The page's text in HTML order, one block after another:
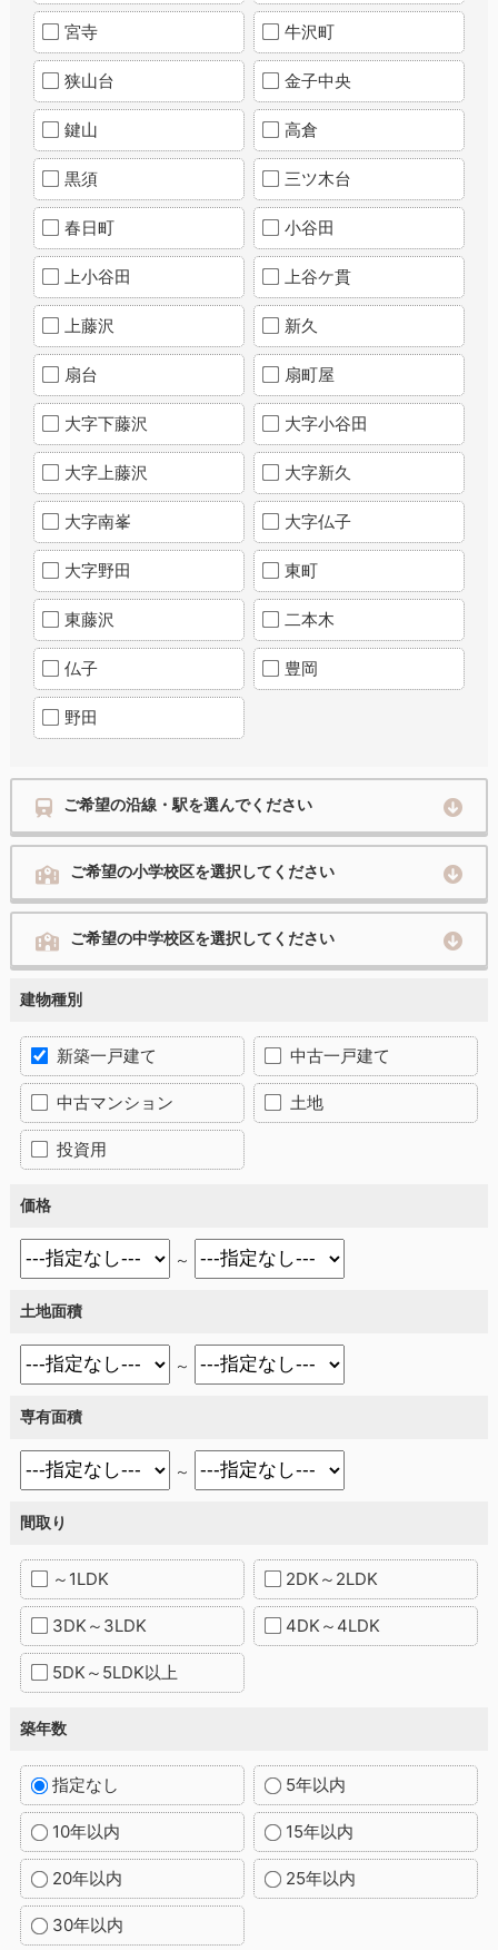
宮寺 牛沢町
狭山台 金子中央
鍵山 高倉
黒須 三ツ木台
春日町 小谷田
上小谷田 上谷ケ貫
上藤沢 新久
扇台 扇町屋
大字下藤沢 大字小谷田
大字上藤沢 大字新久
大字南峯 大字仏子
大字野田 東町
東藤沢 二本木
仏子 豊岡
野田
ご希望の沿線・駅を選んでください
ご希望の小学校区を選択してください
ご希望の中学校区を選択してください
建物種別
新築一戸建て 中古一戸建て
中古マンション 土地
投資用
価格
～
土地面積
～
専有面積
～
間取り
～1LDK 2DK～2LDK
3DK～3LDK 4DK～4LDK
5DK～5LDK以上
築年数
指定なし 5年以内
10年以内 15年以内
20年以内 25年以内
30年以内